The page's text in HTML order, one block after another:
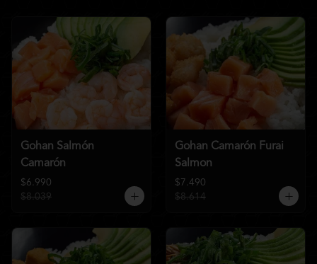
Gohan Salmón
Camarón
$6.990
$8.039
Gohan Camarón Furai
Salmon
$7.490
$8.614